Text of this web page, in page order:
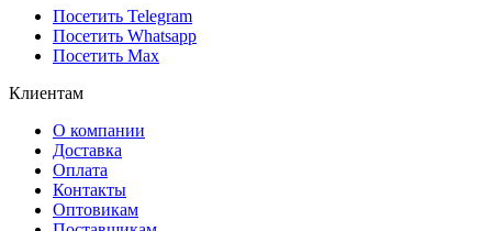
Посетить Telegram
Посетить Whatsapp
Посетить Max
Клиентам
О компании
Доставка
Оплата
Контакты
Оптовикам